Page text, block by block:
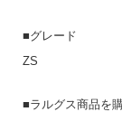
■グレード
ZS
■ラルグス商品を